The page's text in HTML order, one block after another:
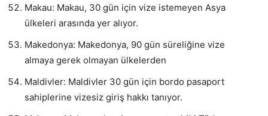
Makau: Makau, 30 gün için vize istemeyen Asya
ülkeleri arasında yer alıyor.
Makedonya: Makedonya, 90 gün süreliğine vize
almaya gerek olmayan ülkelerden
Maldivler: Maldivler 30 gün için bordo pasaport
sahiplerine vizesiz giriş hakkı tanıyor.